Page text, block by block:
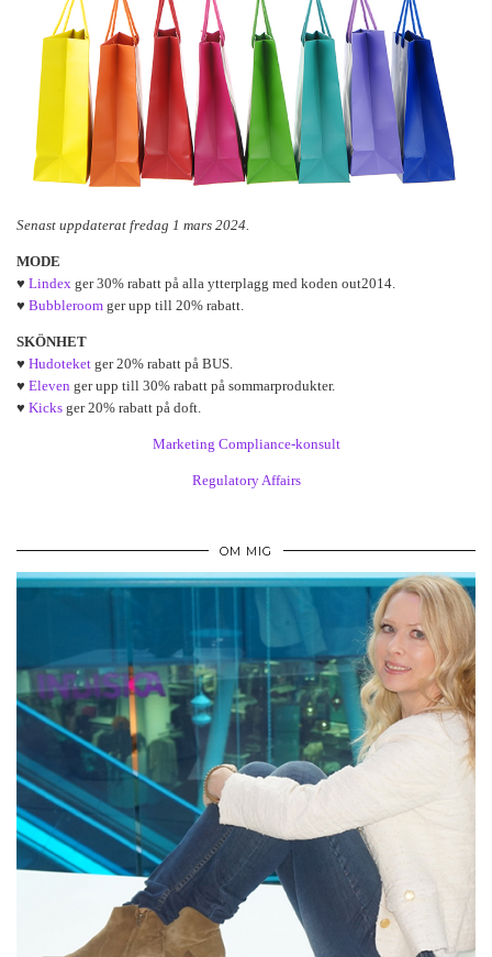
Senast uppdaterat fredag 1 mars 2024.
MODE
♥ Lindex ger 30% rabatt på alla ytterplagg med koden out2014.
♥ Bubbleroom ger upp till 20% rabatt.
SKÖNHET
♥ Hudoteket ger 20% rabatt på BUS.
♥ Eleven ger upp till 30% rabatt på sommarprodukter.
♥ Kicks ger 20% rabatt på doft.
Marketing Compliance-konsult
Regulatory Affairs
OM MIG